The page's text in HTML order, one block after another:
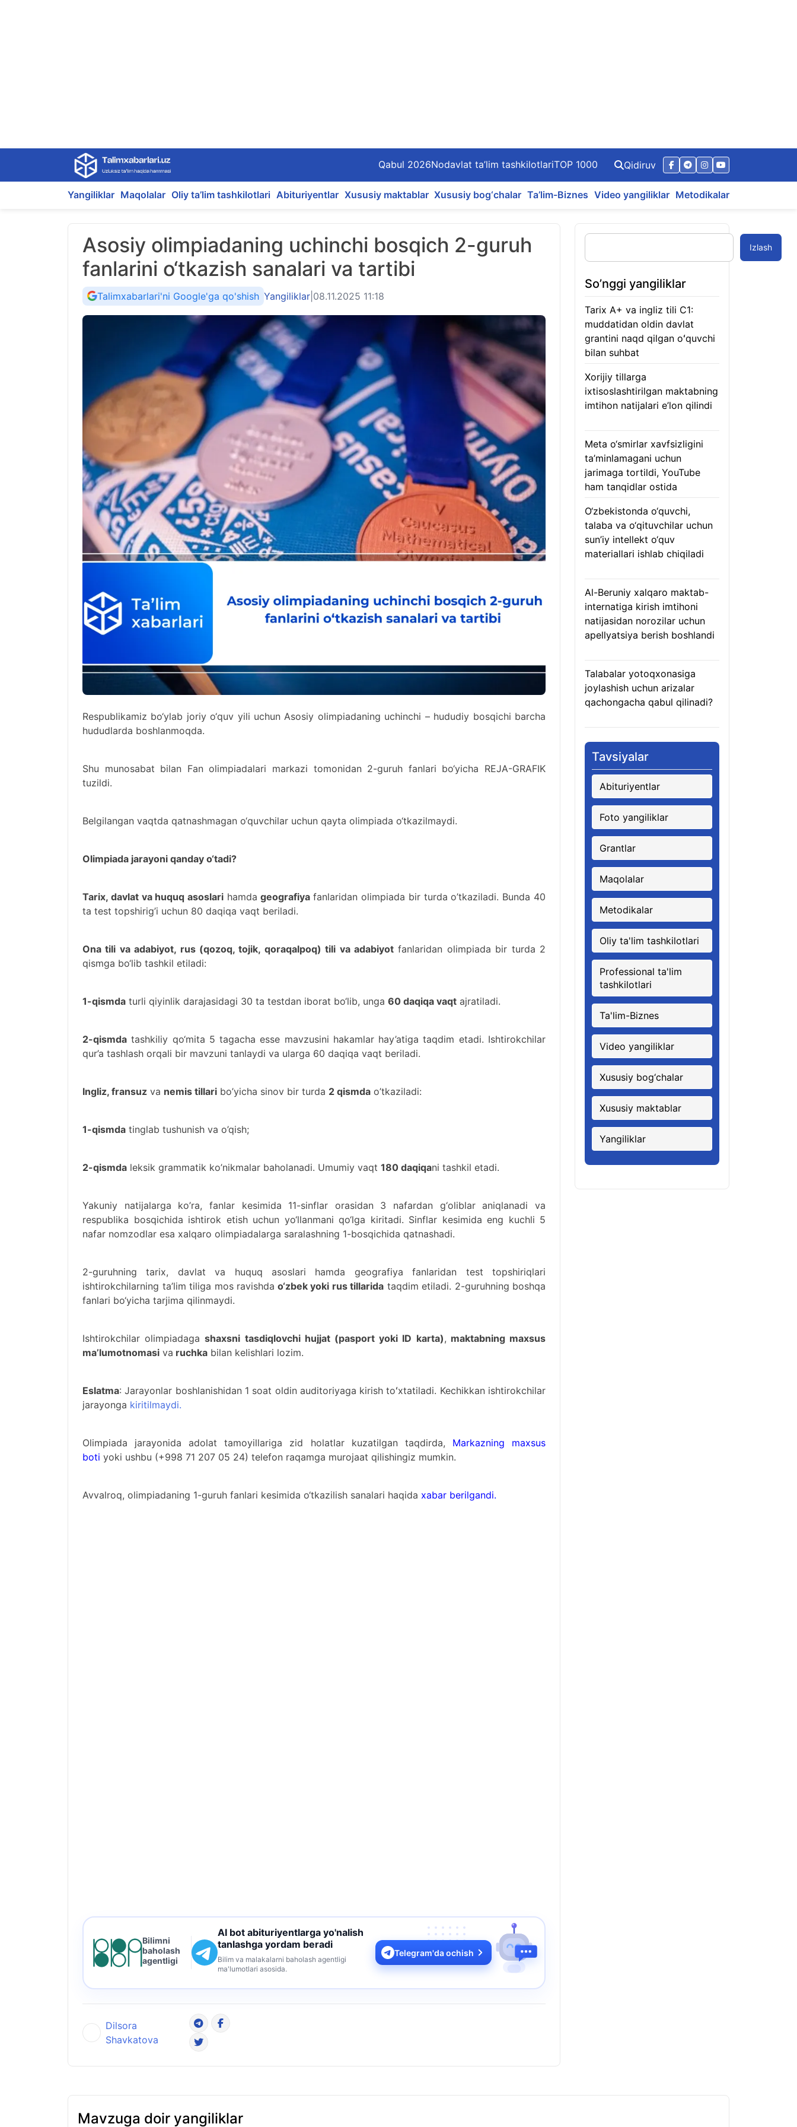
content
Qabul 2026Nodavlat ta’lim tashkilotlariTOP 1000 Qidiruv
Yangiliklar Maqolalar Oliy ta’lim tashkilotlari Abituriyentlar Xususiy maktablar Xususiy bog‘chalar Ta’lim-Biznes Video yangiliklar Metodikalar
Asosiy olimpiadaning uchinchi bosqich 2-guruh
fanlarini o‘tkazish sanalari va tartibi
Talimxabarlari'ni Google'ga qo'shish Yangiliklar 08.11.2025 11:18
Respublikamiz bo‘ylab joriy o‘quv yili uchun Asosiy olimpiadaning uchinchi – hududiy bosqichi barcha
hududlarda boshlanmoqda.
Shu munosabat bilan Fan olimpiadalari markazi tomonidan 2-guruh fanlari bo‘yicha REJA-GRAFIK
tuzildi.
Belgilangan vaqtda qatnashmagan o‘quvchilar uchun qayta olimpiada o‘tkazilmaydi.
Olimpiada jarayoni qanday o‘tadi?
Tarix, davlat va huquq asoslari hamda geografiyafanlaridan olimpiada bir turda o’tkaziladi. Bunda 40
ta test topshirig’i uchun 80 daqiqa vaqt beriladi.
Ona tili va adabiyot, rus (qozoq, tojik, qoraqalpoq) tili va adabiyot fanlaridan olimpiada bir turda 2
qismga bo‘lib tashkil etiladi:
1-qismda turli qiyinlik darajasidagi 30 ta testdan iborat bo‘lib, unga 60 daqiqa vaqt ajratiladi.
2-qismda tashkiliy qo‘mita 5 tagacha esse mavzusini hakamlar hay’atiga taqdim etadi. Ishtirokchilar
qur’a tashlash orqali bir mavzuni tanlaydi va ularga 60 daqiqa vaqt beriladi.
Ingliz, fransuz va nemis tillari bo’yicha sinov bir turda 2 qismda o’tkaziladi:
1-qismda tinglab tushunish va o’qish;
2-qismda leksik grammatik ko’nikmalar baholanadi. Umumiy vaqt 180 daqiqani tashkil etadi.
Yakuniy natijalarga ko’ra, fanlar kesimida 11-sinflar orasidan 3 nafardan g‘oliblar aniqlanadi va
respublika bosqichida ishtirok etish uchun yo‘llanmani qo‘lga kiritadi. Sinflar kesimida eng kuchli 5
nafar nomzodlar esa xalqaro olimpiadalarga saralashning 1-bosqichida qatnashadi.
2-guruhning tarix, davlat va huquq asoslari hamda geografiya fanlaridan test topshiriqlari
ishtirokchilarning ta’lim tiliga mos ravishda o‘zbek yoki rus tillarida taqdim etiladi. 2-guruhning boshqa
fanlari bo‘yicha tarjima qilinmaydi.
Ishtirokchilar olimpiadagashaxsni tasdiqlovchi hujjat (pasport yoki ID karta), maktabning maxsus
ma’lumotnomasi va ruchka bilan kelishlari lozim.
Eslatma: Jarayonlar boshlanishidan 1 soat oldin auditoriyaga kirish toʻxtatiladi. Kechikkan ishtirokchilar
jarayonga kiritilmaydi.
Olimpiada jarayonida adolat tamoyillariga zid holatlar kuzatilgan taqdirda, Markazning maxsus
boti yoki ushbu (+998 71 207 05 24) telefon raqamga murojaat qilishingiz mumkin.
Avvalroq, olimpiadaning 1-guruh fanlari kesimida o‘tkazilish sanalari haqida xabar berilgandi.
Bilimni
baholash
agentligi
AI bot abituriyentlarga yo'nalish
tanlashga yordam beradi
Bilim va malakalarni baholash agentligi
ma'lumotlari asosida.
Telegram'da ochish
Dilsora
Shavkatova
Izlash
So’nggi yangiliklar
Tarix A+ va ingliz tili C1:
muddatidan oldin davlat
grantini naqd qilgan oʻquvchi
bilan suhbat
Xorijiy tillarga
ixtisoslashtirilgan maktabning
imtihon natijalari e’lon qilindi
Meta o‘smirlar xavfsizligini
ta’minlamagani uchun
jarimaga tortildi, YouTube
ham tanqidlar ostida
O‘zbekistonda o‘quvchi,
talaba va o‘qituvchilar uchun
sun’iy intellekt o‘quv
materiallari ishlab chiqiladi
Al-Beruniy xalqaro maktab-
internatiga kirish imtihoni
natijasidan norozilar uchun
apellyatsiya berish boshlandi
Talabalar yotoqxonasiga
joylashish uchun arizalar
qachongacha qabul qilinadi?
Tavsiyalar
Abituriyentlar
Foto yangiliklar
Grantlar
Maqolalar
Metodikalar
Oliy ta'lim tashkilotlari
Professional ta'lim
tashkilotlari
Ta'lim-Biznes
Video yangiliklar
Xususiy bog‘chalar
Xususiy maktablar
Yangiliklar
Mavzuga doir yangiliklar